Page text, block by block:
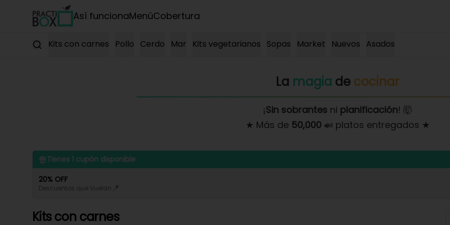
Así funcionaMenúCobertura
Kits con carnes Pollo Cerdo Mar Kits vegetarianos Sopas Market Nuevos Asados
La magia de cocinar
¡Sin sobrantes ni planificación! 🤯
★ Más de 50,000🍛 platos entregados ★
Tienes 1 cupón disponible
20% OFF
Descuentos que Vuelan 🪁
Kits con carnes